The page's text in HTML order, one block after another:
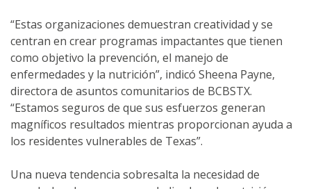
“Estas organizaciones demuestran creatividad y se
centran en crear programas impactantes que tienen
como objetivo la prevención, el manejo de
enfermedades y la nutrición”, indicó Sheena Payne,
directora de asuntos comunitarios de BCBSTX.
“Estamos seguros de que sus esfuerzos generan
magníficos resultados mientras proporcionan ayuda a
los residentes vulnerables de Texas”.
Una nueva tendencia sobresalta la necesidad de